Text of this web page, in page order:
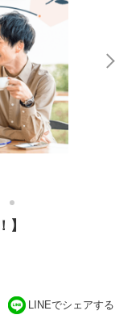
6
】
LINEでシェアする